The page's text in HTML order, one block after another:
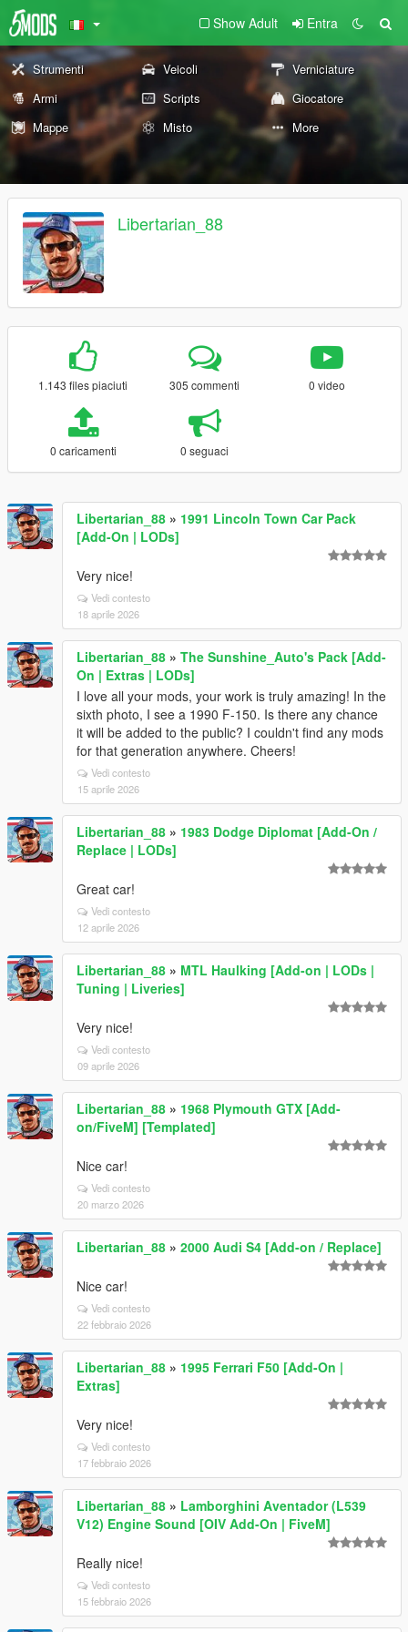
Show Adult Entra
Strumenti Veicoli
Verniciature
Armi
Scripts
Giocatore
Mappe
Misto More
Libertarian_88
1.143 files piaciuti 305 commenti 0 video
0 caricamenti 0 seguaci
Libertarian_88 » 1991 Lincoln Town Car Pack
[Add-On | LODs]
Very nice!
Vedi contesto
18 aprile 2026
Libertarian_88 » The Sunshine_Auto's Pack [Add-
On | Extras | LODs]
I love all your mods, your work is truly amazing! In the
sixth photo, I see a 1990 F-150. Is there any chance
it will be added to the public? I couldn't find any mods
for that generation anywhere. Cheers!
Vedi contesto
15 aprile 2026
Libertarian_88 » 1983 Dodge Diplomat [Add-On /
Replace | LODs]
Great car!
Vedi contesto
12 aprile 2026
Libertarian_88 » MTL Haulking [Add-on | LODs |
Tuning | Liveries]
Very nice!
Vedi contesto
09 aprile 2026
Libertarian_88 » 1968 Plymouth GTX [Add-
on/FiveM] [Templated]
Nice car!
Vedi contesto
20 marzo 2026
Libertarian_88 » 2000 Audi S4 [Add-on / Replace]
Nice car!
Vedi contesto
22 febbraio 2026
Libertarian_88 » 1995 Ferrari F50 [Add-On |
Extras]
Very nice!
Vedi contesto
17 febbraio 2026
Libertarian_88 » Lamborghini Aventador (L539
V12) Engine Sound [OIV Add-On | FiveM]
Really nice!
Vedi contesto
15 febbraio 2026